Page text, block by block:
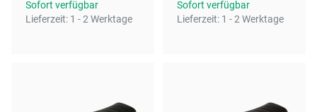
Sofort verfügbar
Lieferzeit: 1 - 2 Werktage
Sofort verfügbar
Lieferzeit: 1 - 2 Werktage